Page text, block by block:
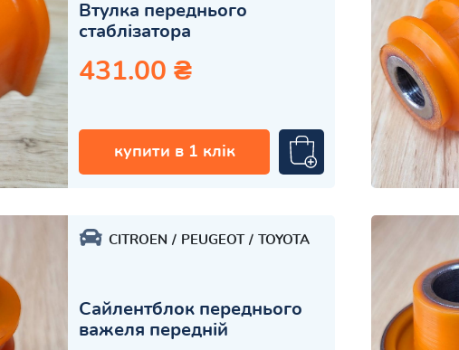
Втулка переднього
стаблізатора
431.00 ₴
купити в 1 клік
CITROEN PEUGEOT TOYOTA
Сайлентблок переднього
важеля передній